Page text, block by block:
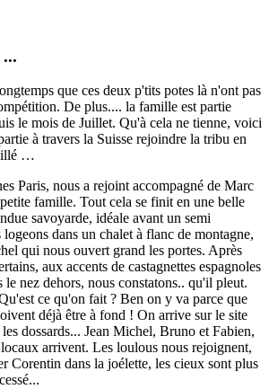
que ces deux p'tits potes là n'ont pas
De plus.... la famille est partie
le mois de Juillet. Qu'à cela ne tienne, voici
à travers la Suisse rejoindre la tribu en
…
Paris, nous a rejoint accompagné de Marc
famille. Tout cela se finit en une belle
savoyarde, idéale avant un semi
dans un chalet à flanc de montagne,
qui nous ouvert grand les portes. Après
aux accents de castagnettes espagnoles
le nez dehors, nous constatons.. qu'il pleut.
ce qu'on fait ? Ben on y va parce que
déjà être à fond ! On arrive sur le site
dossards... Jean Michel, Bruno et Fabien,
arrivent. Les loulous nous rejoignent,
Corentin dans la joélette, les cieux sont plus